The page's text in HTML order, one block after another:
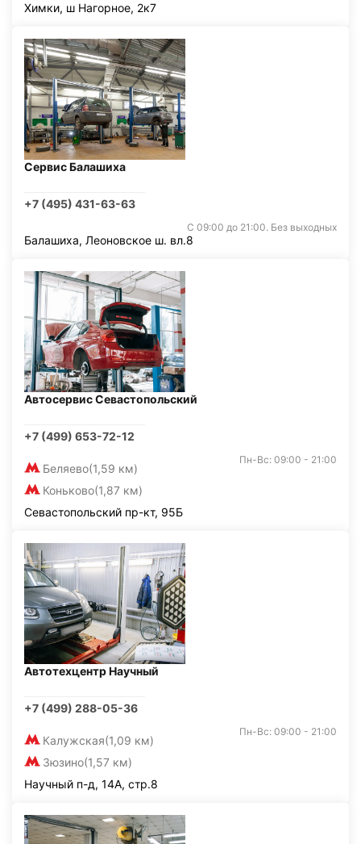
Химки, ш Нагорное, 2к7
Сервис Балашиха
+7 (495) 431-63-63
С 09:00 до 21:00. Без выходных
Балашиха, Леоновское ш. вл.8
Автосервис Севастопольский
+7 (499) 653-72-12
Беляево(1,59 км)
Коньково(1,87 км)
Пн-Вс: 09:00 - 21:00
Севастопольский пр-кт, 95Б
Автотехцентр Научный
+7 (499) 288-05-36
Калужская(1,09 км)
Зюзино(1,57 км)
Пн-Вс: 09:00 - 21:00
Научный п-д, 14А, стр.8